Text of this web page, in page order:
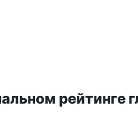
рейтинге